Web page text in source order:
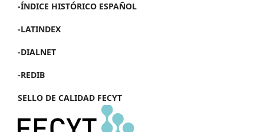
-ÍNDICE HISTÓRICO ESPAÑOL
-LATINDEX
-DIALNET
-REDIB
SELLO DE CALIDAD FECYT